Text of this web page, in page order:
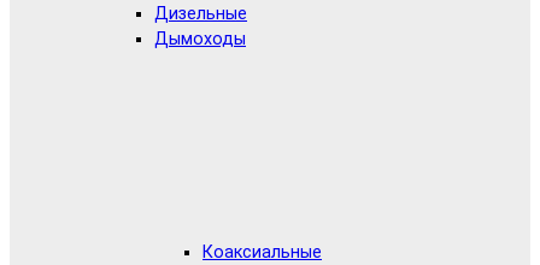
Дизельные
Дымоходы
Коаксиальные